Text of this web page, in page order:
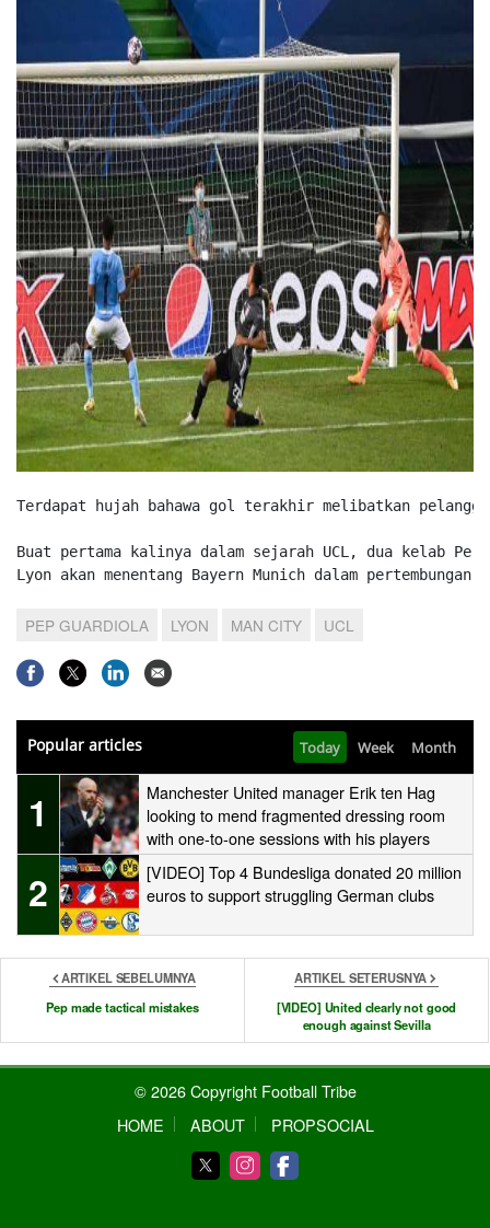
Terdapat hujah bahawa gol terakhir melibatkan
Buat pertama kalinya dalam sejarah UCL, dua kelab
Lyon akan menentang Bayern Munich dalam
PEP GUARDIOLA LYON MAN CITY UCL
Popular articles Today Week Month
1
Manchester United manager Erik ten Hag
looking to mend fragmented dressing room
with one-to-one sessions with his players
2
[VIDEO] Top 4 Bundesliga donated 20 million
euros to support struggling German clubs
ARTIKEL SEBELUMNYA
Pep made tactical mistakes
ARTIKEL SETERUSNYA
[VIDEO] United clearly not good
enough against Sevilla
© 2026 Copyright Football Tribe
HOME
ABOUT PROPSOCIAL